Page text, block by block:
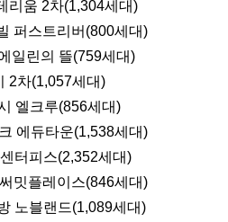
리움 2차(1,304세대)
퍼스트리버(800세대)
일린의 뜰(759세대)
2차(1,057세대)
엘크루(856세대)
에듀타운(1,538세대)
터피스(2,352세대)
밋플레이스(846세대)
노블랜드(1,089세대)